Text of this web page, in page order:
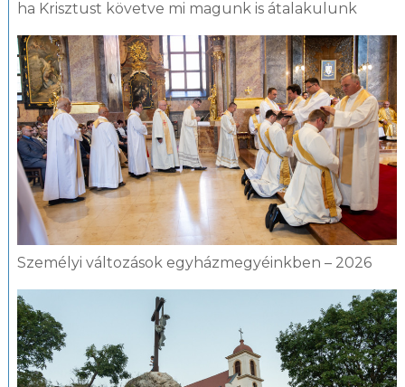
ha Krisztust követve mi magunk is átalakulunk
Személyi változások egyházmegyéinkben – 2026